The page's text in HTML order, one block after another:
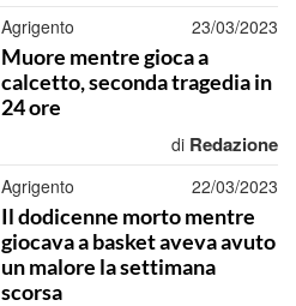
Agrigento 23/03/2023
Muore mentre gioca a
calcetto, seconda tragedia in
24 ore
di Redazione
Agrigento 22/03/2023
Il dodicenne morto mentre
giocava a basket aveva avuto
un malore la settimana
scorsa